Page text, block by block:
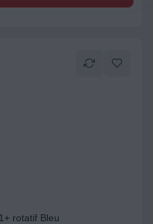
rotatif Bleu